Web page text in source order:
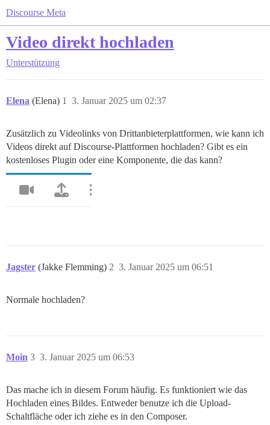
Discourse Meta
Video direkt hochladen
Unterstützung
Elena (Elena) 3. Januar 2025 um 02:37
1
Zusätzlich zu Videolinks von Drittanbieterplattformen, wie kann ich
Videos direkt auf Discourse-Plattformen hochladen? Gibt es ein
kostenloses Plugin oder eine Komponente, die das kann?
Jagster (Jakke Flemming) 3. Januar 2025 um 06:51
2
Normale hochladen?
Moin 3. Januar 2025 um 06:53
3
Das mache ich in diesem Forum häufig. Es funktioniert wie das
Hochladen eines Bildes. Entweder benutze ich die Upload-
Schaltfläche oder ich ziehe es in den Composer.